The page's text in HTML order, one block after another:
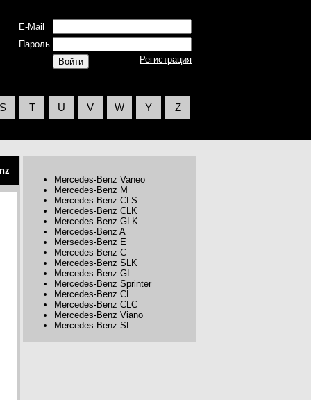
E-Mail
Пароль
Регистрация
S T U V W Y Z
Mercedes-Benz Vaneo
Mercedes-Benz M
Mercedes-Benz CLS
Mercedes-Benz CLK
Mercedes-Benz GLK
Mercedes-Benz A
Mersedes-Benz Е
Mercedes-Benz C
Mercedes-Benz SLK
Mercedes-Benz GL
Mercedes-Benz Sprinter
Mercedes-Benz CL
Mercedes-Benz CLC
Mercedes-Benz Viano
Mercedes-Benz SL